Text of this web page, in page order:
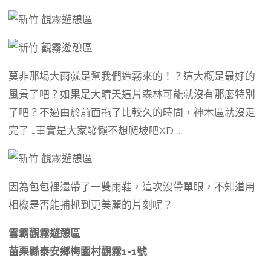
莫非那場大雨就是幫我們造霧來的！？這大概是最好的
風景了吧？如果是大晴天這片森林可能就沒有那麼特別
了吧？不過由於前面拖了比較久的時間，神木區就沒走
完了 …事實是大家發懶不想爬坡吧XD …
因為包包裡還帶了一雙雨鞋，這次沒帶單眼，不知道用
相機是否能捕抓到更美麗的片刻呢？
雪霸觀霧遊憩區
苗栗縣泰安鄉梅園村觀霧1-1號